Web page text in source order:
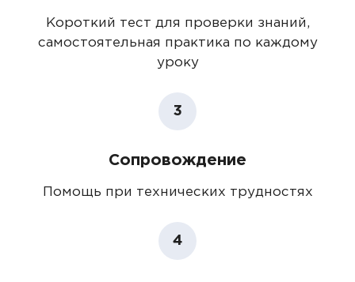
Короткий тест для проверки знаний,
самостоятельная практика по каждому
уроку
3
Сопровождение
Помощь при технических трудностях
4